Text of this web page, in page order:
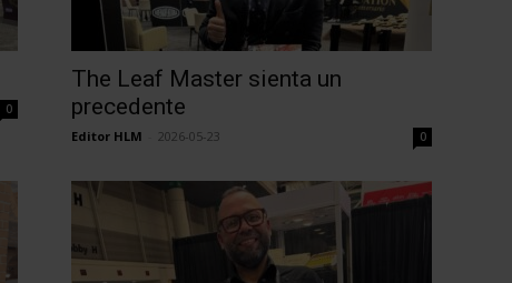
0
The Leaf Master sienta un
precedente
Editor HLM 2026-05-23 0